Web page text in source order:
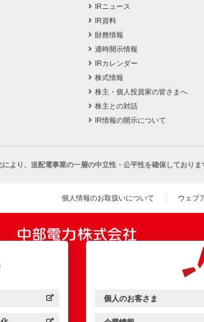
IRニュース
IR資料
財務情報
適時開示情報
IRカレンダー
株式情報
株主・個人投資家の皆さまへ
株主との対話
IR情報の開示について
より、 送配電事業の一層の中立性・公平性を確保しておりま
個人情報のお取扱いについて ウェブ
ッド：
を開きます） 中部電力ミライズ：
個人のお客さま
（新しいウィンドウを開きま